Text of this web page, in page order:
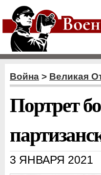
Война > Великая
Портрет
3 ЯНВАРЯ 2021